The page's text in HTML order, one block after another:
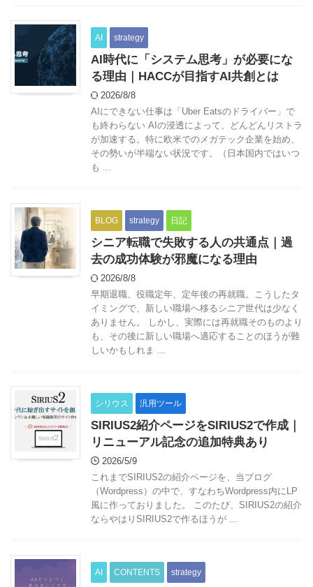
AI strategy
AI時代に「システム思考」が必要にな
る理由｜HACCが目指すAI共創とは
2026/8/8
AIにできない仕事は「Uber Eatsのドライバー」で
も終わらない AIの浸透によって、どんどんリストラ
が加速する。特に欧米でのメガテック企業を始め、
その勢いが半端ない状況です。（日本国内ではいつ
も ...
BLOG strategy 日記
シニア転職で失敗する人の共通点｜過
去の成功体験が邪魔になる理由
2026/8/8
早期退職、役職定年、定年後の再就職。こうしたタ
イミングで、新しい職場へ移るシニア世代は少なく
ありません。 しかし、実際には再就職そのものより
も、その後に新しい職場へ適応することのほうが難
しいかもしれま ...
シリウス 汎用ツール
SIRIUS2紹介ページをSIRIUS2で作成｜
リニューアル記念の追加特典あり
2026/5/9
これまでSIRIUS2の紹介ページを、当ブログ
（Wordpress）の中で、すなわちWordpress内にLP
風に作っておりました。 このたび、SIRIUS2の紹介
ならやはりSIRIUS2で作るほうが ...
AI CONTENTS strategy